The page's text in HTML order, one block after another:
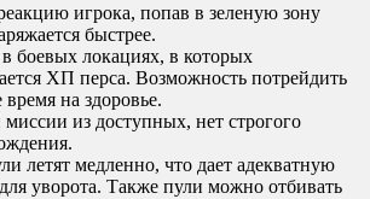
игрока, попав в зеленую зону
быстрее.
боевых локациях, в которых
ХП перса. Возможность потрейдить
на здоровье.
из доступных, нет строгого
летят медленно, что дает адекватную
уворота. Также пули можно отбивать